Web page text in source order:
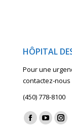
HÔPITAL
Pour une
contactez-
(450) 778-8100
Find us on:
Facebook
YouTube